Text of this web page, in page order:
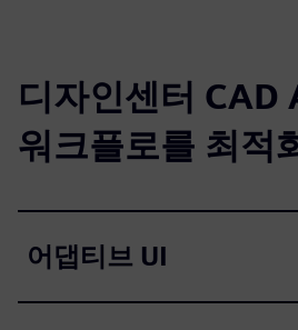
디자인센터 CAD
워크플로를 최적
어댑티브 UI